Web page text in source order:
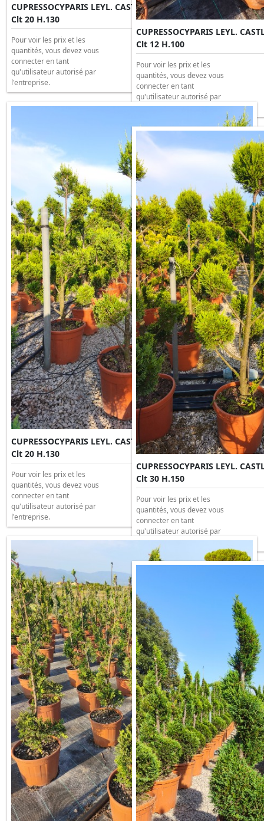
CUPRESSOCYPARIS LEYL. CASTLEWELLAND GOLD 3 BOULES
Clt 20 H.130
Pour voir les prix et les
quantités, vous devez vous
connecter en tant
qu'utilisateur autorisé par
l'entreprise.
CUPRESSOCYPARIS LEYL.
Clt 12 H.100
Pour voir les prix et les
quantités, vous devez vous
connecter en tant
qu'utilisateur autorisé par
l'entreprise.
CUPRESSOCYPARIS LEYL. CASTLEWELLAND GOLD PONPON
Clt 20 H.130
Pour voir les prix et les
quantités, vous devez vous
connecter en tant
qu'utilisateur autorisé par
l'entreprise.
CUPRESSOCYPARIS LEYL.
Clt 30 H.150
Pour voir les prix et les
quantités, vous devez vous
connecter en tant
qu'utilisateur autorisé par
l'entreprise.